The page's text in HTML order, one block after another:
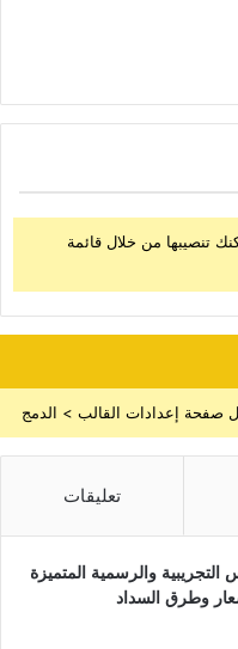
تنصيبها من خلال قائمة
تعليقات
والرسمية المتميزة